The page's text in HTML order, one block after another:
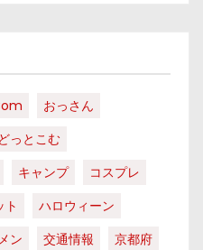
おっさん
っとこむ
キャンプ
コスプレ
ト
ハロウィーン
ン 交通情報
京都府